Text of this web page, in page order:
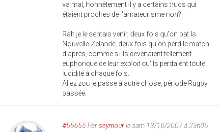
va mal, honnêtement il y a certains trucs qui
étaient proches de l'amateurisme non?
Rah je le sentais venir, deux fois qu'on bat la
Nouvelle-Zelande, deux fois qu'on perd le match
d'après, comme si ils devenaient tellement
euphorique de leur exploit qu'ils perdaient toute
lucidité à chaque fois.
Allez zou je passe à autre chose, période Rugby
passée.
#55655Parseymourle sam 13/10/2007 à 23h06